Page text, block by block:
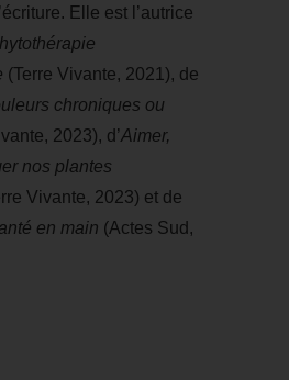
Elle est l’autrice
(Terre Vivante, 2021), de
chroniques ou
2023), d’Aimer,
nos plantes
Vivante, 2023) et de
en main (Actes Sud,